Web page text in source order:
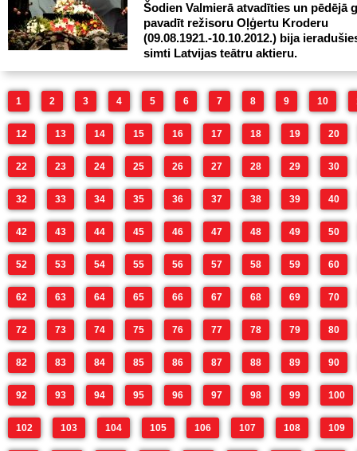
Šodien Valmierā atvadīties un pēdējā
pavadīt režisoru Oļģertu Kroderu
(09.08.1921.-10.10.2012.) bija
simti Latvijas teātru aktieru.
1 2 3 4 5 6 7 8 9 10
12 13 14 15 16 17 18 19 20
22 23 24 25 26 27 28 29 30
32 33 34 35 36 37 38 39 40
42 43 44 45 46 47 48 49 50
52 53 54 55 56 57 58 59 60
62 63 64 65 66 67 68 69 70
72 73 74 75 76 77 78 79 80
82 83 84 85 86 87 88 89 90
92 93 94 95 96 97 98 99 100
102 103 104 105 106 107 108 109